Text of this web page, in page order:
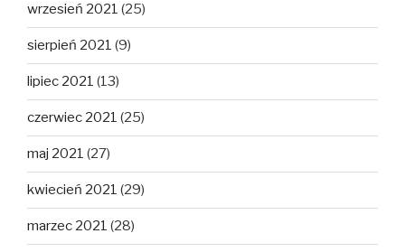
wrzesień 2021 (25)
sierpień 2021 (9)
lipiec 2021 (13)
czerwiec 2021 (25)
maj 2021 (27)
kwiecień 2021 (29)
marzec 2021 (28)